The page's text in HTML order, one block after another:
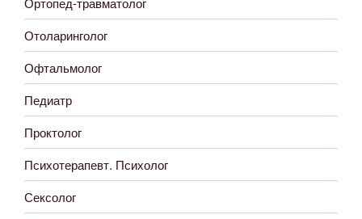
Отоларинголог
Офтальмолог
Педиатр
Проктолог
Психотерапевт. Психолог
Сексолог